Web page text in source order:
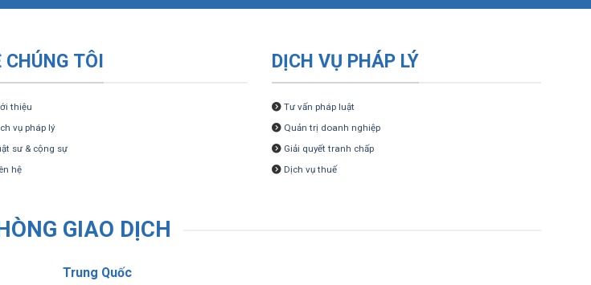
CHÚNG TÔI
thiệu
vụ pháp lý
sư & cộng sự
hệ
DỊCH VỤ PHÁP LÝ
Tư vấn pháp luật
Quản trị doanh nghiệp
Giải quyết tranh chấp
Dịch vụ thuế
GIAO DỊCH
Trung Quốc